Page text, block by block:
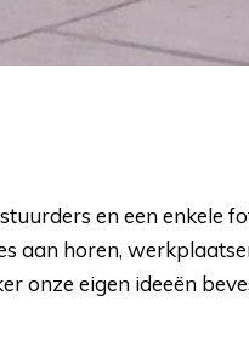
en een enkele
aan horen,
onze eigen ideeën